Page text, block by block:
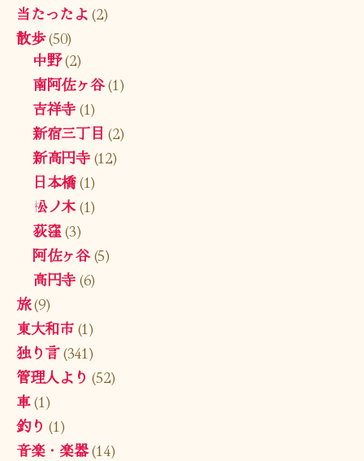
当たったよ(2)
散歩(50)
中野(2)
南阿佐ヶ谷(1)
吉祥寺(1)
新宿三丁目 (2)
新高円寺(12)
日本橋(1)
松ノ木(1)
荻窪(3)
阿佐ヶ谷(5)
高円寺(6)
旅(9)
東大和市(1)
独り言(341)
管理人より (52)
車(1)
釣り (1)
音楽・楽器(14)